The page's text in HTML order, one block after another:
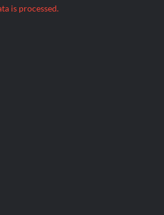
is processed.